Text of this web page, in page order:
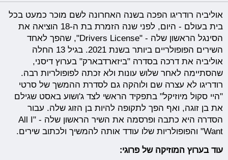
אוליביה רודריגו הפכה בשנה האחרונה לשם מוכר כמעט בכל
בית בעולם - היום, לפני שנה הזמרת בת ה-18 הוציאה את
הסינגל הראשון שלה - "Drivers License", שהפך לאחד
השירים הפופולריים ביותר בשנת 2021. בגיל 13 החלה
אוליביה את דרכה בסדרה "ביזארדבארק" בערוץ דיסני,
שהסתיימה לאחר שלוש עונות ולא זכתה לפופולריות רבה.
רודריגו לא עצרה שם ולוהקה גם לסדרת ההמשך של סרטי
"היי סקול מיוזיקל" בתפקיד הראשי לצד ג'ושוע באסט שגילם
את בן זוגה, ואף הפך לתקופה להיות בן הזוג שלה. עבור
הסדרה היא כתבה ופרסמה את השיר הראשון שלה - "All I
Want" והפופולריות שלו עודד אותה להמשיך ולכתוב שירים.
עוד בערוץ המוזיקה של פרוגי: